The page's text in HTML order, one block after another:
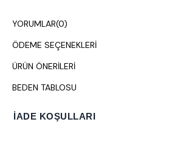
YORUMLAR(0)
ÖDEME SEÇENEKLERI
ÜRÜN ÖNERILERI
BEDEN TABLOSU
İADE KOŞULLARI